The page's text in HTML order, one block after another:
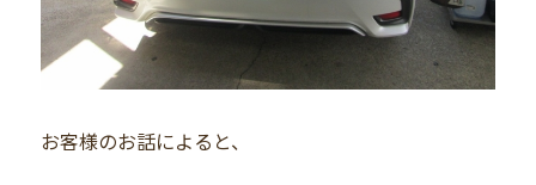
お客様のお話によると、